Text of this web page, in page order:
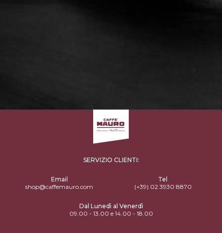
SERVIZIO CLIENTI:
Email
shop@caffemauro.com
Tel
(+39) 02 3930 8870
Dal Lunedì al Venerdì
09.00 - 13.00 e 14.00 - 18.00